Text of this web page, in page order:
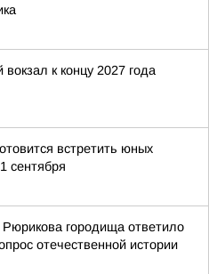
вокзал к концу 2027 года
встретить юных
сентября
Рюрикова городища ответило
отечественной истории